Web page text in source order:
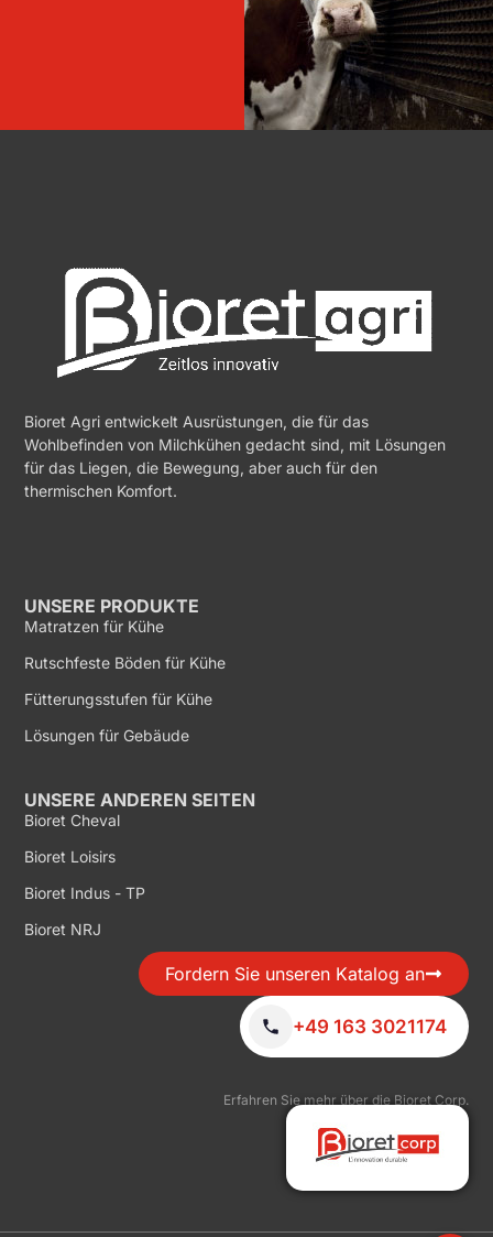
Bioret Agri entwickelt Ausrüstungen, die für das
Wohlbefinden von Milchkühen gedacht sind, mit Lösungen
für das Liegen, die Bewegung, aber auch für den
thermischen Komfort.
UNSERE PRODUKTE
Matratzen für Kühe
Rutschfeste Böden für Kühe
Fütterungsstufen für Kühe
Lösungen für Gebäude
UNSERE ANDEREN SEITEN
Bioret Cheval
Bioret Loisirs
Bioret Indus - TP
Bioret NRJ
Fordern Sie unseren Katalog an
+49 163 3021174
Erfahren Sie mehr über die Bioret Corp.